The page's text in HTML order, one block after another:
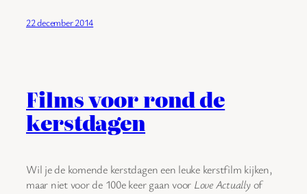
22 december 2014
Films voor rond de
kerstdagen
Wil je de komende kerstdagen een leuke kerstfilm kijken,
maar niet voor de 100e keer gaan voor Love Actuallyof